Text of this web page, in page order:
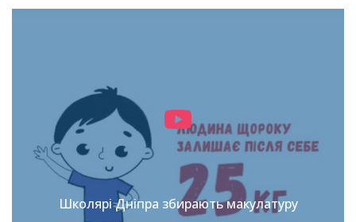
Школярі Дніпра збирають макулатуру